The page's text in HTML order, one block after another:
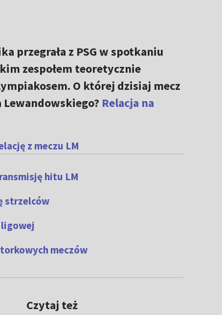
przegrała z PSG w spotkaniu
zespołem teoretycznie
O której dzisiaj mecz
Lewandowskiego? Relacja na
z meczu LM
hitu LM
strzelców
meczów
Czytaj też